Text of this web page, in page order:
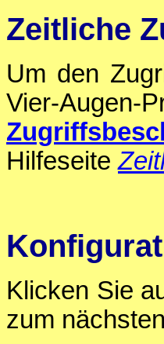
Zeitliche
Um den
Vier-Augen-
Hilfeseite
Klicken Sie
zum